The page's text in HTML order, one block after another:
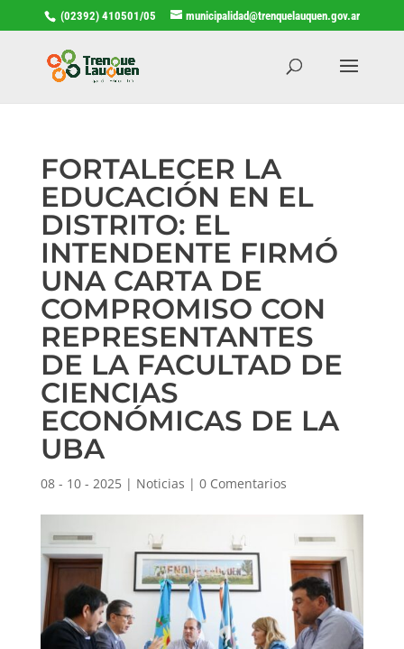
(02392) 410501/05 municipalidad@trenquelauquen.gov.ar
FORTALECER LA
EDUCACIÓN EN EL
DISTRITO: EL
INTENDENTE FIRMÓ
UNA CARTA DE
COMPROMISO CON
REPRESENTANTES
DE LA FACULTAD DE
CIENCIAS
ECONÓMICAS DE LA
UBA
08 - 10 - 2025| Noticias | 0 Comentarios